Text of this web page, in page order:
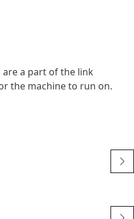
are a part of the link
the machine to run on.
Track (SALT) systems.
(SALT) seals lubricant
wear to reduce